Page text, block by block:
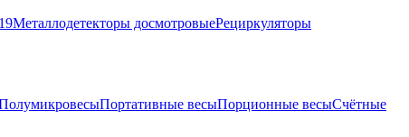
Металлодетекторы досмотровыеРециркуляторы
Портативные весыПорционные весыСчётные